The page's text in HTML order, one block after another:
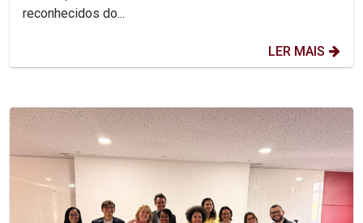
reconhecidos do...
LER MAIS